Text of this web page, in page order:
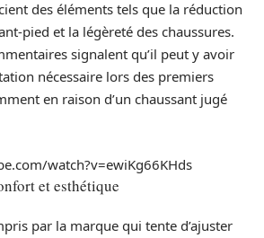
des éléments tels que la réduction
pied et la légèreté des chaussures.
signalent qu’il peut y avoir
nécessaire lors des premiers
en raison d’un chaussant jugé
watch?v=ewiKg66KHds
et esthétique
par la marque qui tente d’ajuster